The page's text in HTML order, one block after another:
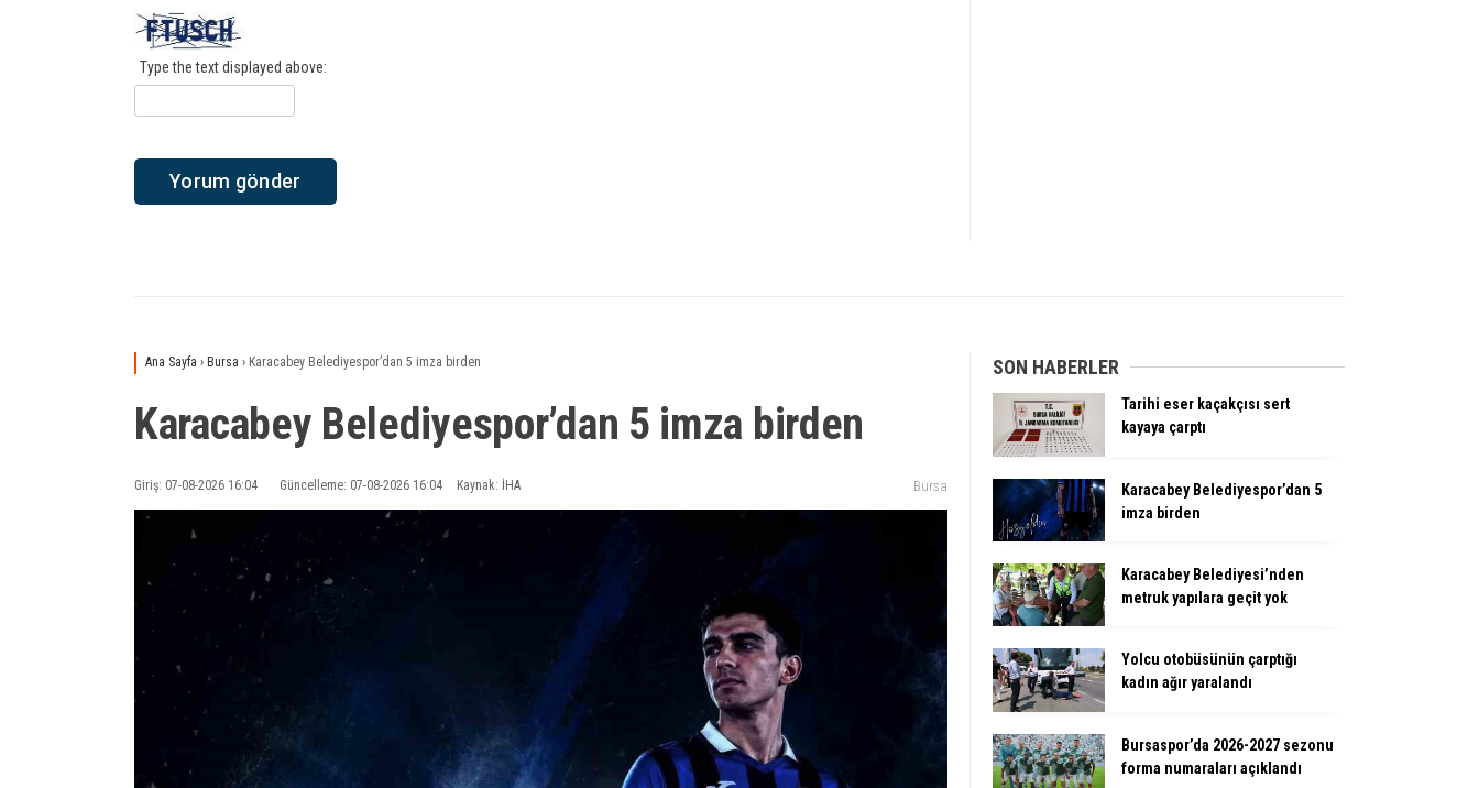
Type the text displayed above:
Ana Sayfa › Bursa › Karacabey Belediyespor’dan 5 imza birden
Karacabey Belediyespor’dan 5 imza birden
Giriş: 07-08-2026 16:04 Güncelleme: 07-08-2026 16:04 Kaynak: İHA Bursa
SON HABERLER
Tarihi eser kaçakçısı sert
kayaya çarptı
Karacabey Belediyespor’dan 5
imza birden
Karacabey Belediyesi’nden
metruk yapılara geçit yok
Yolcu otobüsünün çarptığı
kadın ağır yaralandı
Bursaspor’da 2026-2027 sezonu
forma numaraları açıklandı